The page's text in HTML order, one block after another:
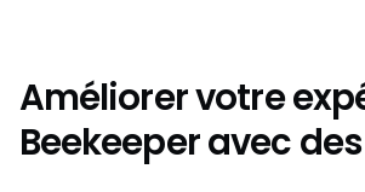
Améliorer votre
Beekeeper avec